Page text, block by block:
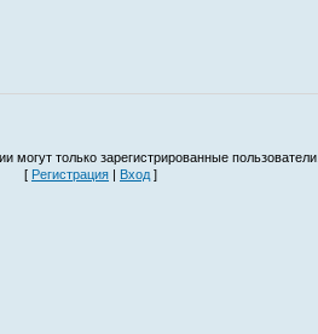
могут только зарегистрированные пользователи.
[ Регистрация | Вход ]